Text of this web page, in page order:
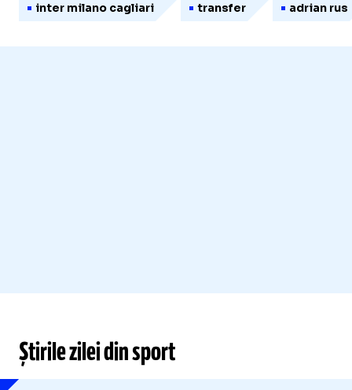
inter milano cagliari transfer adrian rus
Știrile zilei din sport